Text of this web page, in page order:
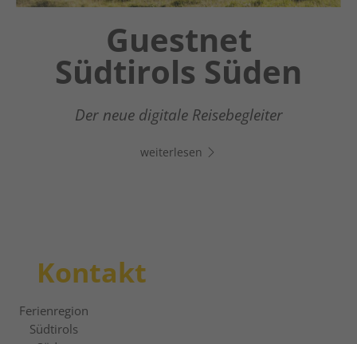
Chatbot OTTO
Dein digitaler Assistent in Südtirols Süden -
Klicke auf den Link, öffne Whats App und
chatte direkt los!
Guestnet
Südtirols Süden
Der neue digitale Reisebegleiter
weiterlesen
Winter
Wonderland
Vom entspannten Winterwandern zum
Kontakt
Ferienregion
Südtirols